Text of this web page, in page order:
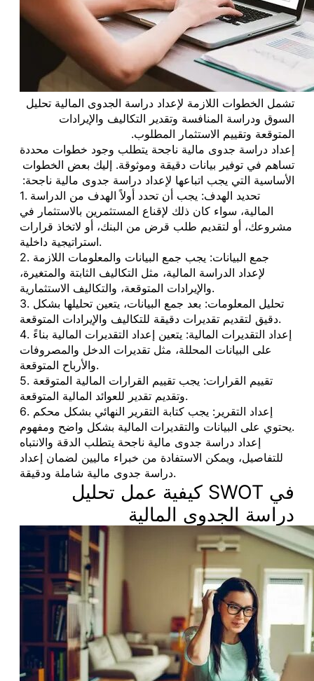
تشمل الخطوات اللازمة لإعداد دراسة الجدوى المالية تحليل
السوق ودراسة المنافسة وتقدير التكاليف والإيرادات
المتوقعة وتقييم الاستثمار المطلوب.
إعداد دراسة جدوى مالية ناجحة يتطلب وجود خطوات محددة
تساهم في توفير بيانات دقيقة وموثوقة. إليك بعض الخطوات
الأساسية التي يجب اتباعها لإعداد دراسة جدوى مالية ناجحة:
1. تحديد الهدف: يجب أن تحدد أولاً الهدف من الدراسة
المالية، سواء كان ذلك لإقناع المستثمرين بالاستثمار في
مشروعك، أو لتقديم طلب قرض من البنك، أو لاتخاذ قرارات
استراتيجية داخلية.
2. جمع البيانات: يجب جمع البيانات والمعلومات اللازمة
لإعداد الدراسة المالية، مثل التكاليف الثابتة والمتغيرة،
والإيرادات المتوقعة، والتكاليف الاستثمارية.
3. تحليل المعلومات: بعد جمع البيانات، يتعين تحليلها بشكل
دقيق لتقديم تقديرات دقيقة للتكاليف والإيرادات المتوقعة.
4. إعداد التقديرات المالية: يتعين إعداد التقديرات المالية بناءً
على البيانات المحللة، مثل تقديرات الدخل والمصروفات
والأرباح المتوقعة.
5. تقييم القرارات: يجب تقييم القرارات المالية المتوقعة
وتقديم تقدير للعوائد المالية المتوقعة.
6. إعداد التقرير: يجب كتابة التقرير النهائي بشكل محكم
يحتوي على البيانات والتقديرات المالية بشكل واضح ومفهوم.
إعداد دراسة جدوى مالية ناجحة يتطلب الدقة والانتباه
للتفاصيل، ويمكن الاستفادة من خبراء ماليين لضمان إعداد
دراسة جدوى مالية شاملة ودقيقة.
كيفية عمل تحليل SWOT في
دراسة الجدوى المالية